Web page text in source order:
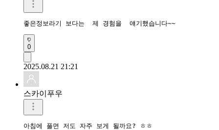
좋은정보라기 보다는  제 경험을  얘기했습니다~~
0
2025.08.21 21:21
스카이푸우
아침에 풀면 저도 자주 보게 될까요? ㅎㅎ